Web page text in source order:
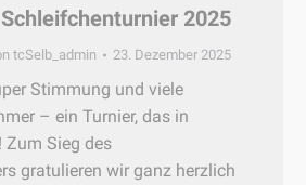
2025
tcSelb_admin 23. Dezember 2025
Stimmung und viele
– ein Turnier, das in
Zum Sieg des
gratulieren wir ganz herzlich